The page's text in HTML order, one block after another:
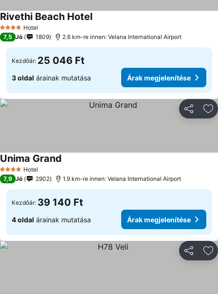
4 KategóriaHotel
Rivethi Beach HotelÁrak megjelenítése
7,5 Jó 1809 2.6 km-re innen: Velana International Airport
Kezdőár: 25 046 Ft
3 oldal árainak mutatása Árak megjelenítése
4 KategóriaHotel
Unima Grand
7,9 Jó 2902 1.9 km-re innen: Velana International Airport
Kezdőár: 39 140 Ft
4 oldal árainak mutatása Árak megjelenítése